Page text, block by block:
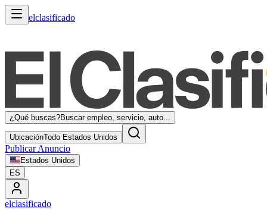
elclasificado
¿Qué buscas?Buscar empleo, servicio, auto...
UbicaciónTodo Estados Unidos
Publicar Anuncio
Estados Unidos
ES
elclasificado